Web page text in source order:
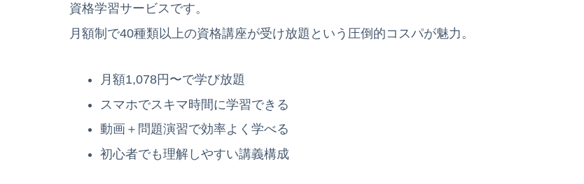
資格学習サービスです。
月額制で40種類以上の資格講座が受け放題という圧倒的コスパが魅力。
月額1,078円〜で学び放題
スマホでスキマ時間に学習できる
動画＋問題演習で効率よく学べる
初心者でも理解しやすい講義構成